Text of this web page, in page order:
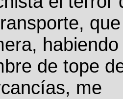
de tope
me